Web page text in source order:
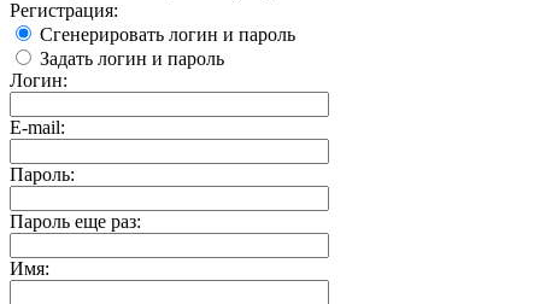
Регистрация:
Сгенерировать логин и пароль
Задать логин и пароль
Логин:
E-mail:
Пароль:
Пароль еще раз:
Имя: